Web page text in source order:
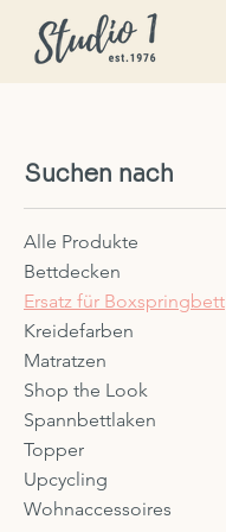
Suchen nach
Alle Produkte
Bettdecken
Ersatz für Boxspringbett
Kreidefarben
Matratzen
Shop the Look
Spannbettlaken
Topper
Upcycling
Wohnaccessoires